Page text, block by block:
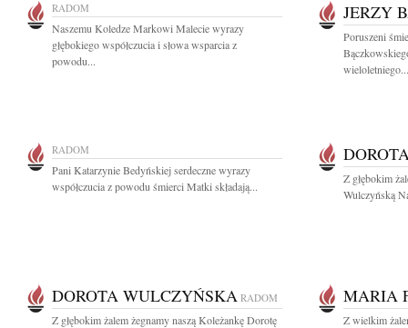
RADOM
Naszemu Koledze Markowi Malecie wyrazy
głębokiego współczucia i słowa wsparcia z
powodu...
JERZY
Poruszeni
wieloletniego...
RADOM
Pani Katarzynie Bedyńskiej serdeczne wyrazy
współczucia z powodu śmierci Matki składają...
Z głębokim
Wulczyńską
DOROTA WULCZYŃSKA RADOM
Z głębokim żalem żegnamy naszą Koleżankę Dorotę
MARIA
Z wielkim